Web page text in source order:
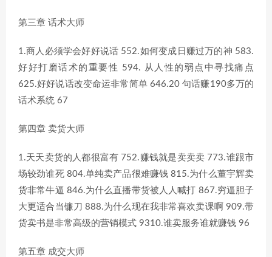
第三章 话术大师
1.商人必须学会好好说话 552.如何变成日赚过万的神 583.
好好打磨话术的重要性 594. 从人性的弱点中寻找痛点
625.好好说话改变命运非常简单 646.20 句话赚190多万的
话术系统 67
第四章 卖货大师
1.天天卖货的人都很富有 752.赚钱就是卖卖卖 773.谁跟市
场较劲谁死 804.单纯卖产品很难赚钱 815.为什么董宇辉卖
货非常牛逼 846.为什么直播带货被人人喊打 867.穷逼胆子
大更适合当镰刀 888.为什么现在我非常喜欢卖课啊 909.带
货卖书是非常高级的营销模式 9310.谁卖服务谁就赚钱 96
第五章 成交大师